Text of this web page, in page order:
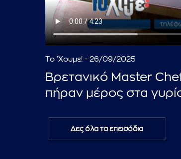
Το 'Χουμε! - 26/09/2025
Βρετανικό Master
πήραν μέρος στα
Δες όλα τα επεισόδια